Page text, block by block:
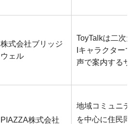
株式会社ブリッジ
ウェル
ToyTalkは二次
Iキャラクター
声で案内する
PIAZZA株式会社
地域コミュニ
を中心に住民